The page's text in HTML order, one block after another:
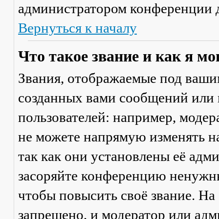
администратором конференции
Вернуться к началу
Что такое звание и как я
Звания, отображаемые под
созданных вами сообщений
пользователей: например,
не можете напрямую изменять
так как они установлены её
засоряйте конференцию
чтобы повысить своё звание.
запрещено, и модератор или